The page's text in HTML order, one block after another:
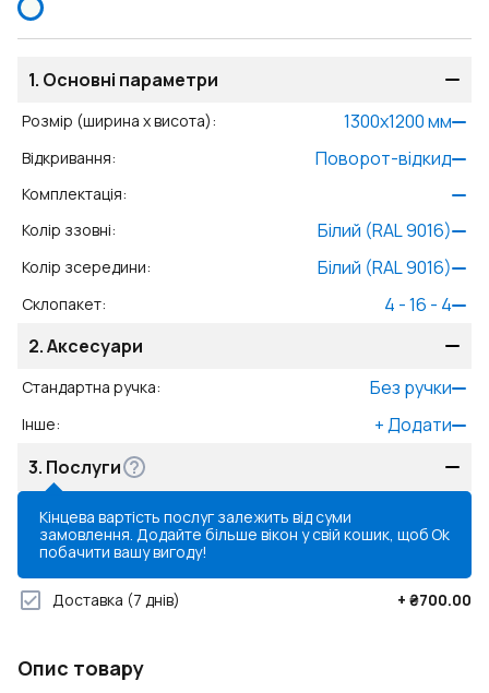
1. Основні параметри
Розмір (ширина x висота): 1300x1200мм
Відкривання: Поворот-відкид
Комплектація:
Колір ззовні: Білий (RAL 9016)
Колір зсередини: Білий (RAL 9016)
Склопакет:
4 - 16 - 4
2.Аксесуари
Стандартна ручка: Без ручки
Інше: +Додати
3. Послуги
Кінцева вартість послуг залежить від суми
замовлення. Додайте більше вікон у свій кошик, щоб
побачити вашу вигоду!
Ok
Доставка (7 днів) + ₴700.00
Опис товару